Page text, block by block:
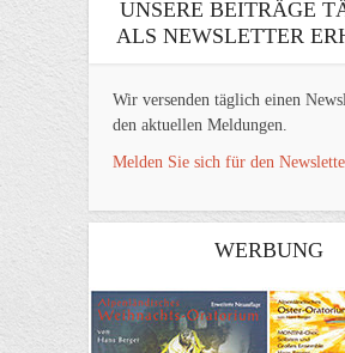
UNSERE BEITRÄGE
ALS NEWSLETTER
Wir versenden täglich einen
den aktuellen Meldungen.
Melden Sie sich für den
WERBUNG